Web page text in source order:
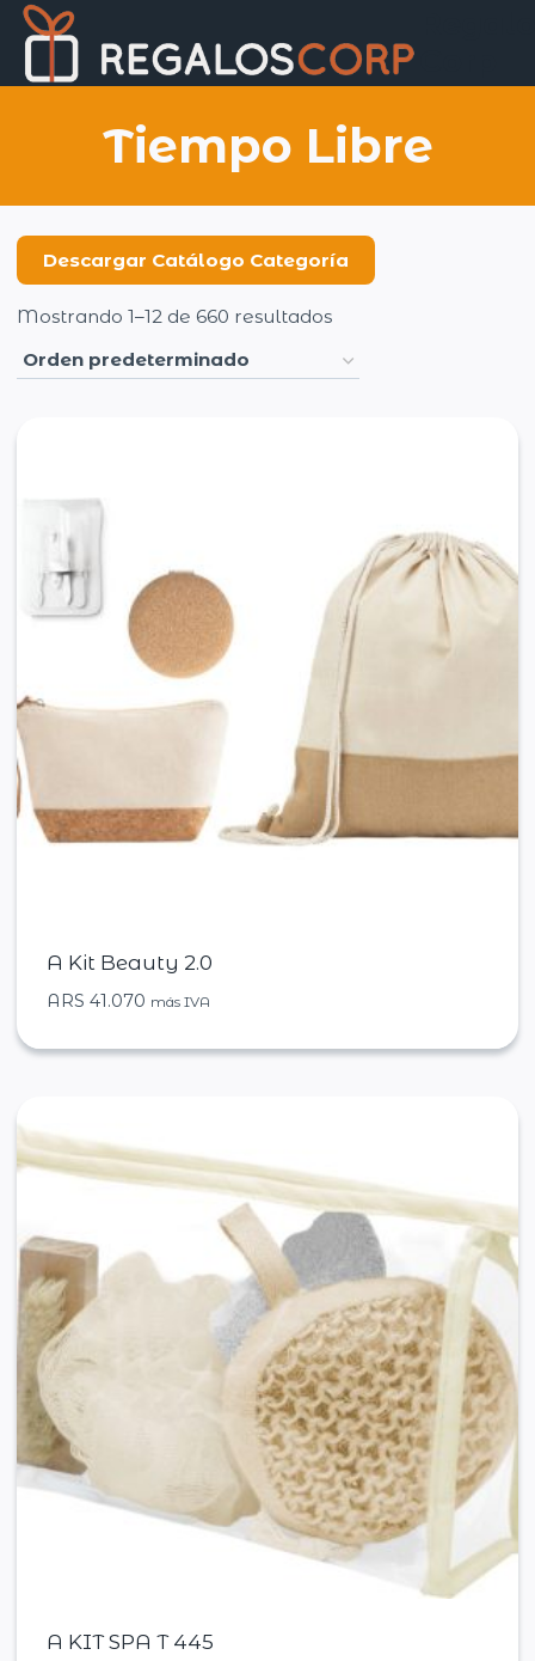
Saltar
contenido
Tiempo Libre
Descargar Catálogo Categoría
Mostrando 1–12 de 660 resultados
A Kit Beauty 2.0
ARS 41.070 más IVA
A KIT SPA T 445